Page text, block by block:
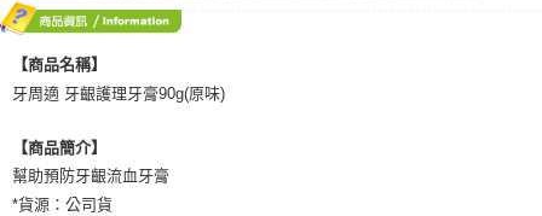
【商品名稱】
牙周適 牙齦護理牙膏90g(原味)
【商品簡介】
幫助預防牙齦流血牙膏
*貨源：公司貨